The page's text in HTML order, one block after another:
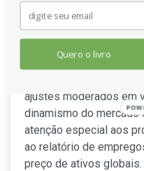
Como as
mudaram
Nesta semana, as
ajustes moderados em
dinamismo do mercado
atenção especial aos
ao relatório de
preço de ativos globais.
Quero o livro